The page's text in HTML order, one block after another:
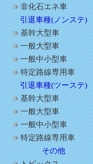
非化石エネ車
引退車種(ノンステ)
基幹大型車
一般大型車
一般中小型車
特定路線専用車
引退車種(ツーステ)
基幹大型車
一般大型車
一般中小型車
特定路線専用車
その他